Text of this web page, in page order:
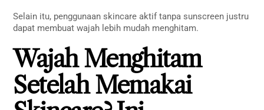
Selain itu, penggunaan skincare aktif tanpa sunscreen justru
dapat membuat wajah lebih mudah menghitam.
Wajah Menghitam
Setelah Memakai